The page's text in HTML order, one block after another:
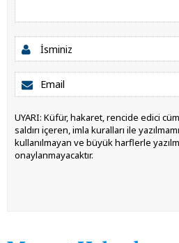
UYARI: Küfür, hakaret, rencide edici
saldırı içeren, imla kuralları ile
kullanılmayan ve büyük harflerle
onaylanmayacaktır.